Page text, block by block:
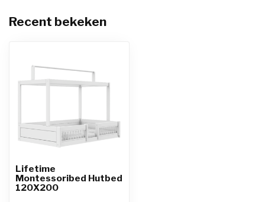
Recent bekeken
Lifetime
Montessoribed Hutbed
120X200